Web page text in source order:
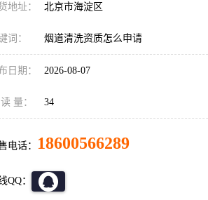
地址： 北京市海淀区
词： 烟道清洗资质怎么申请
日期： 2026-08-07
量： 34
电话： 18600566289
QQ：